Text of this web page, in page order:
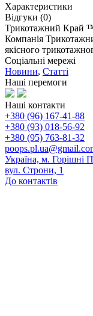
Характеристики
Відгуки (0)
Трикотажний Край
Компанія
якісного
Соціальні мережі
Новини, Статті
Наші перемоги
Наші контакти
+380 (96) 167-41-88
+380 (93) 018-56-92
+380 (95) 763-81-32
Україна, м. Горішні
вул. Строни, 1
До контактів